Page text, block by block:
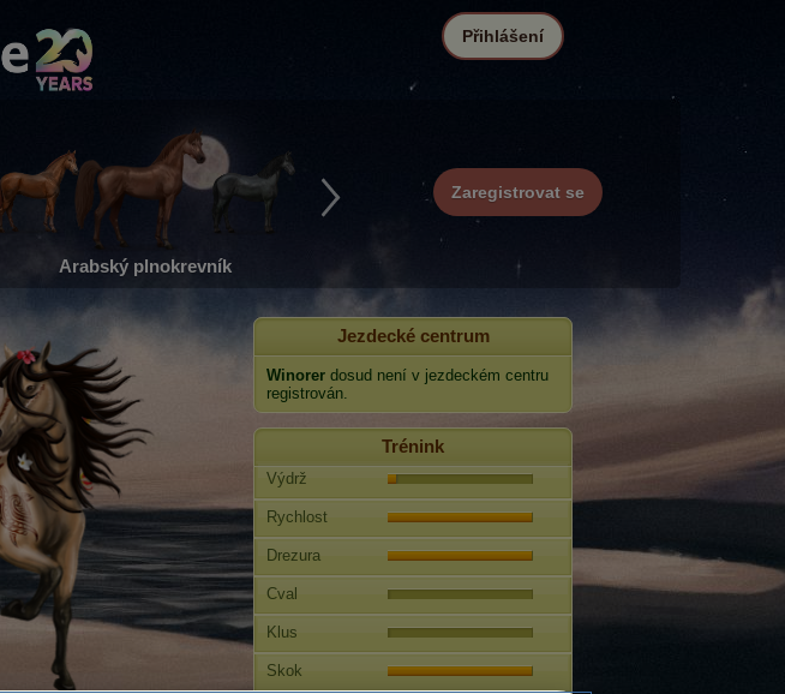
Arabský plnokrevník
Zaregistrovat se
Přihlášení
Jezdecké centrum
Winorer dosud není v jezdeckém centru
registrován.
Trénink
Výdrž
Rychlost
Drezura
Cval
Klus
Skok